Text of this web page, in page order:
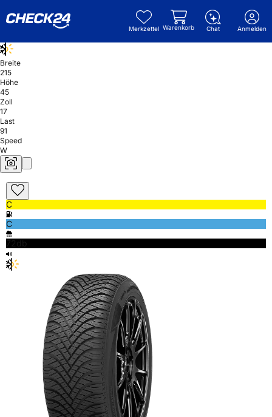
Merkzettel Warenkorb Chat Anmelden
Breite
215
Höhe
45
Zoll
17
Last
91
Speed
W
C
C
72db